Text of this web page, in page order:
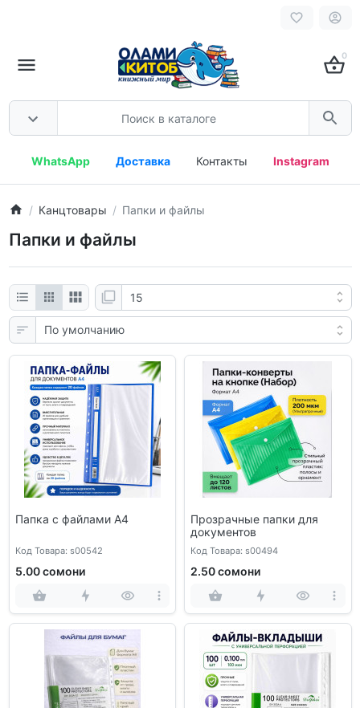
0
WhatsApp Доставка Контакты Instagram
Канцтовары Папки и файлы
Папки и файлы
Папка с файлами A4
Код Товара: s00542
5.00 сомони
Прозрачные папки для
документов
Код Товара: s00494
2.50 сомони